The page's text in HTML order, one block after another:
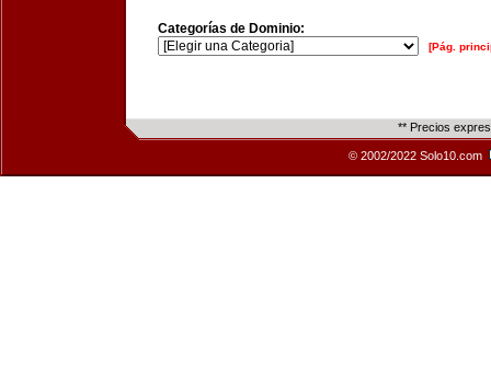
Categorías de Dominio:
[Pág.
** Precios
© 2002/2022 Solo10.com